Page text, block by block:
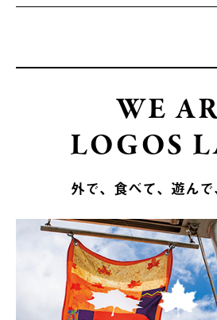
WE
LOGOS
外で、食べて、遊んで